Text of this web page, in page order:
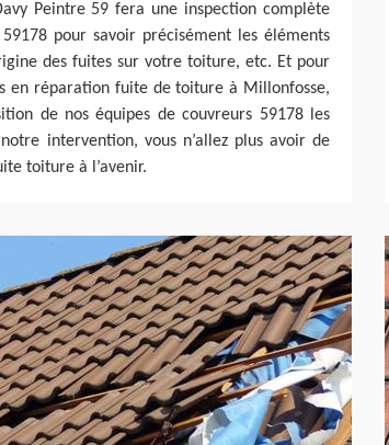
Peintre 59 fera une inspection complète
pour savoir précisément les éléments
des fuites sur votre toiture, etc. Et pour
en réparation fuite de toiture à Millonfosse,
de nos équipes de couvreurs 59178 les
intervention, vous n’allez plus avoir de
toiture à l’avenir.